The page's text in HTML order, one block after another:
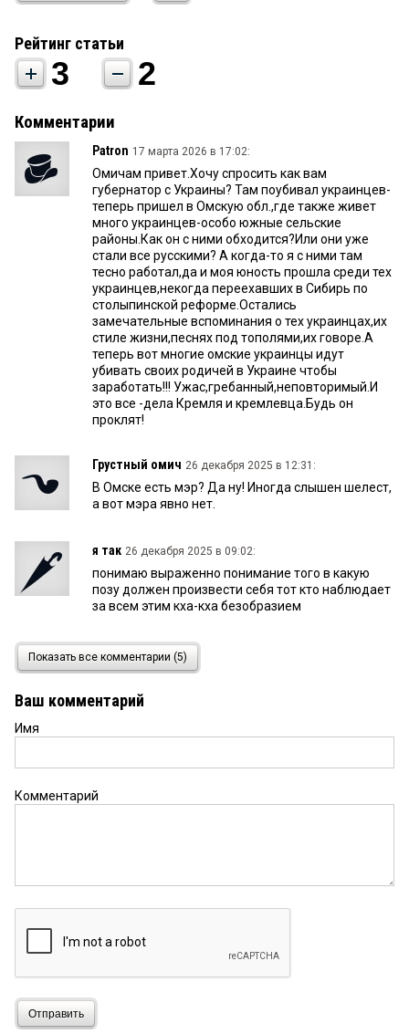
Рейтинг статьи
3 2
Комментарии
Patron 17 марта 2026 в 17:02:
Омичам привет.Хочу спросить как вам
губернатор с Украины? Там поубивал украинцев-
теперь пришел в Омскую обл.,где также живет
много украинцев-особо южные сельские
районы.Как он с ними обходится?Или они уже
стали все русскими? А когда-то я с ними там
тесно работал,да и моя юность прошла среди тех
украинцев,некогда переехавших в Сибирь по
столыпинской реформе.Остались
замечательные вспоминания о тех украинцах,их
стиле жизни,песнях под тополями,их говоре.А
теперь вот многие омские украинцы идут
убивать своих родичей в Украине чтобы
заработать!!! Ужас,гребанный,неповторимый.И
это все -дела Кремля и кремлевца.Будь он
проклят!
Грустный омич 26 декабря 2025 в 12:31:
В Омске есть мэр? Да ну! Иногда слышен шелест,
а вот мэра явно нет.
я так 26 декабря 2025 в 09:02:
понимаю выраженно понимание того в какую
позу должен произвести себя тот кто наблюдает
за всем этим кха-кха безобразием
25 декабря 2025 в 09:37:
...При словах «область именно!» он поднял
прав: организацией мероприятий по столице
а не город...Всё правильно! Город Омск, к
превращается в одну большую помойку. И мэру,
необходимо что-то с этим делать. Улицы
поливаю непонятной жижей, кругом грязь, во
я так понимаю шелест раззявил рот на эти
бюджеты---но вовремя---получил отлуп
Показать все комментарии (5)
Ваш комментарий
Имя
Комментарий
Отправить